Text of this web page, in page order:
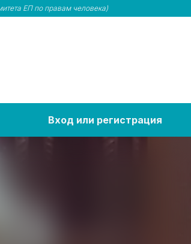
ЕП по правам человека)
Вход или регистрация